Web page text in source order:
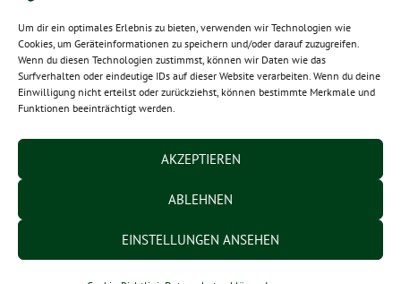
Um dir ein optimales Erlebnis zu bieten, verwenden wir Technologien wie
Cookies, um Geräteinformationen zu speichern und/oder darauf zuzugreifen.
Wenn du diesen Technologien zustimmst, können wir Daten wie das
Surfverhalten oder eindeutige IDs auf dieser Website verarbeiten. Wenn du deine
Einwilligung nicht erteilst oder zurückziehst, können bestimmte Merkmale und
Funktionen beeinträchtigt werden.
AKZEPTIEREN
ABLEHNEN
EINSTELLUNGEN ANSEHEN
Hier erfahren Sie:
Mehr überSchirmprinzipien
Wie SieQuellen im eigenen Umfeld
Wie Sie sich gegenhochfrequente
elektromagnetische Wellen
Wie Sie sich gegenniederfrequente